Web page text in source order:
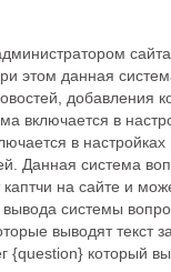
сайта
этом данная
добавления
включается в
в
Данная система
на сайте и
системы
выводят текст
{question} который